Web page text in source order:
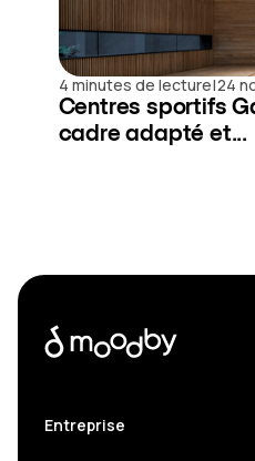
4 minutes de lecture|24
Centres sportifs
cadre adapté et...
Entreprise